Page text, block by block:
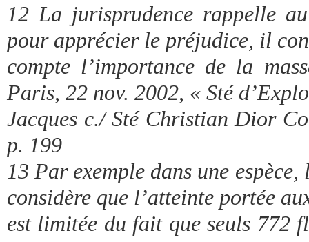
12 La jurisprudence rappelle
pour apprécier le préjudice, il
compte l’importance de la
Paris, 22 nov. 2002, « Sté
Jacques c./ Sté Christian Dior
p. 199
13 Par exemple dans une
considère que l’atteinte portée
est limitée du fait que seuls 772